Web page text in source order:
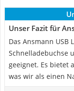
Unser Fazit für
Das Ansmann USB
Schnelladebuchse
geeignet. Es bietet
was wir als einen